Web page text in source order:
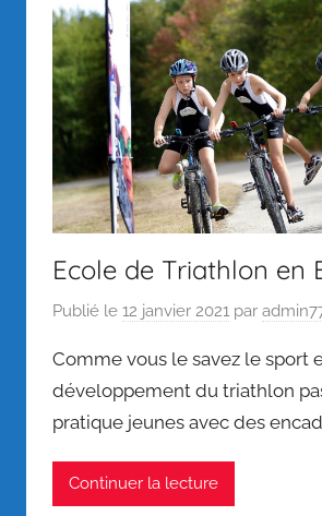
Ecole de Triathlon en
Publié le 12 janvier 2021 par
Comme vous le savez le sport
développement du triathlon
pratique jeunes avec des
Continuer la lecture